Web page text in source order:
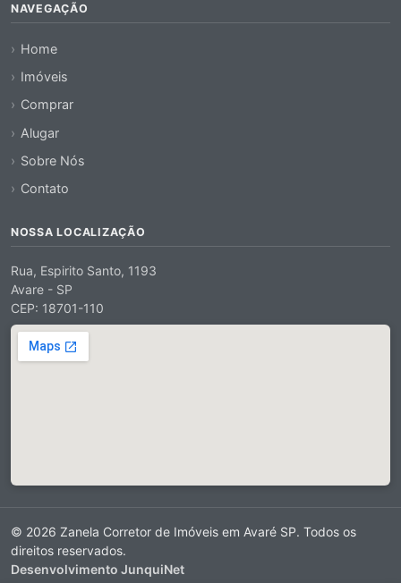
NAVEGAÇÃO
Home
Imóveis
Comprar
Alugar
Sobre Nós
Contato
NOSSA LOCALIZAÇÃO
Rua, Espirito Santo, 1193
Avare - SP
CEP: 18701-110
© 2026 Zanela Corretor de Imóveis em Avaré SP. Todos os
direitos reservados.
Desenvolvimento JunquiNet